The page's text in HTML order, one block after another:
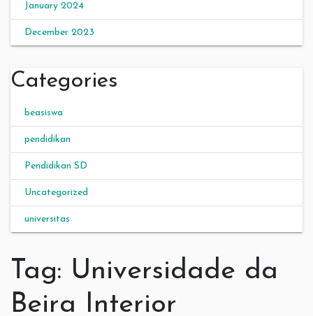
January 2024
December 2023
Categories
beasiswa
pendidikan
Pendidikan SD
Uncategorized
universitas
Tag: Universidade da
Beira Interior